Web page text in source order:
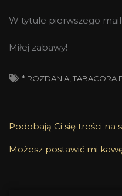
W tytule pierwszego
Miłej zabawy!
* ROZDANIA,TABACORA
Podobają Ci się treści na
Możesz postawić mi